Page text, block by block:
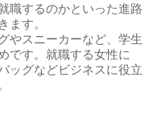
職するのかといった進路
ます。
やスニーカーなど、学生
です。就職する女性に
ッグなどビジネスに役立